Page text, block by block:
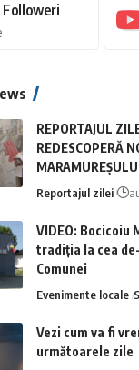
Followeri
REPORTAJUL
REDESCOPERĂ
Reportajul zilei
VIDEO: Bocicoiu
tradiția la cea
Comunei
Evenimente locale
Vezi cum va fi
următoarele zile